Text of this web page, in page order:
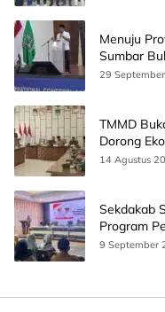
Menuju
Sumbar
Unand
29
TMMD
Dorong
14 Agustus
Sekdakab
Program
Pendidikan
9 September